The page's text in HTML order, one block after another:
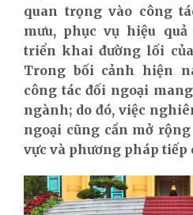
quan trọng vào công
mưu, phục vụ hiệu
triển khai đường lối
Trong bối cảnh hiện
công tác đối ngoại
ngành; do đó, việc
ngoại cũng cần mở
vực và phương pháp tiếp